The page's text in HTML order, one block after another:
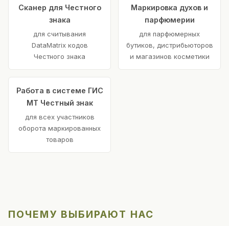
Сканер для Честного
знака
для считывания
DataMatrix кодов
Честного знака
Маркировка духов и
парфюмерии
для парфюмерных
бутиков, дистрибьюторов
и магазинов косметики
Работа в системе ГИС
МТ Честный знак
для всех участников
оборота маркированных
товаров
ПОЧЕМУ ВЫБИРАЮТ НАС